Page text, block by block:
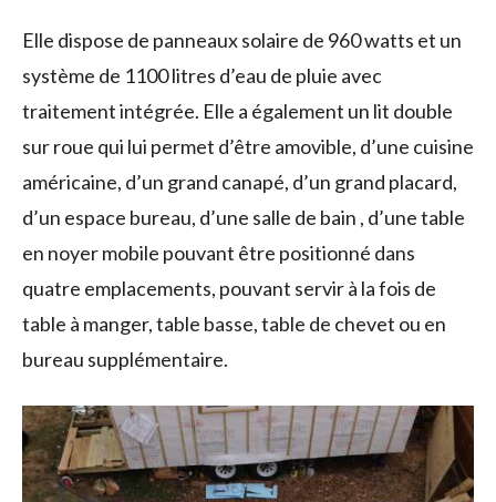
Elle dispose de panneaux solaire de 960 watts et un
système de 1100 litres d’eau de pluie avec
traitement intégrée. Elle a également un lit double
sur roue qui lui permet d’être amovible, d’une cuisine
américaine, d’un grand canapé, d’un grand placard,
d’un espace bureau, d’une salle de bain , d’une table
en noyer mobile pouvant être positionné dans
quatre emplacements, pouvant servir à la fois de
table à manger, table basse, table de chevet ou en
bureau supplémentaire.